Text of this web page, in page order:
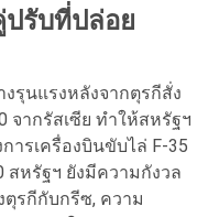
ปรับที่ปล่อย
รุนแรงหลังจากตุรกีสั่ง
จากรัสเซีย ทำให้สหรัฐฯ
ารเครื่องบินขับไล่ F-35
สหรัฐฯ ยังมีความกังวล
รกีกับกรีซ, ความ